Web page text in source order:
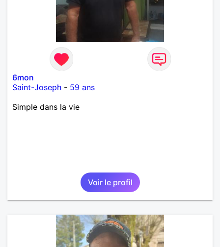
6mon
Saint-Joseph - 59 ans
Simple dans la vie
Voir le profil